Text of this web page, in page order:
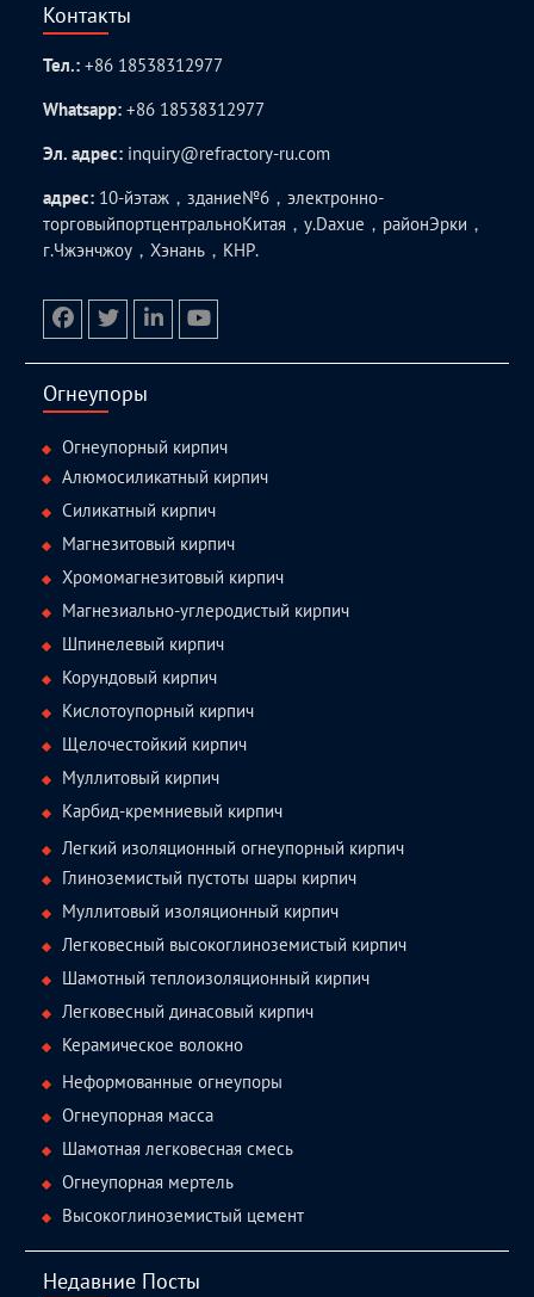
Контакты
Тел.:+86 18538312977
Whatsapp:+86 18538312977
Эл. адрес: inquiry@refractory-ru.com
адрес: 10-йэтаж，здание№6，электронно-
торговыйпортцентральноКитая，у.Daxue，районЭрки，
г.Чжэнчжоу，Хэнань，КНР.
Огнеупоры
Огнеупорный кирпич
Алюмосиликатный кирпич
Силикатный кирпич
Магнезитовый кирпич
Хромомагнезитовый кирпич
Магнезиально-углеродистый кирпич
Шпинелевый кирпич
Корундовый кирпич
Кислотоупорный кирпич
Щелочестойкий кирпич
Муллитовый кирпич
Карбид-кремниевый кирпич
Легкий изоляционный огнеупорный кирпич
Глиноземистый пустоты шары кирпич
Муллитовый изоляционный кирпич
Легковесный высокоглиноземистый кирпич
Шамотный теплоизоляционный кирпич
Легковесный динасовый кирпич
Керамическое волокно
Неформованные огнеупоры
Огнеупорная масса
Шамотная легковесная смесь
Огнеупорная мертель
Высокоглиноземистый цемент
Недавние Посты